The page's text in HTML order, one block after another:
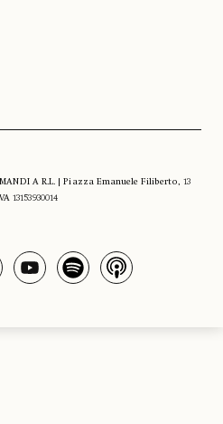
A R.L. | Piazza Emanuele Filiberto, 13
13153930014